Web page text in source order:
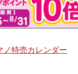
特売カレンダー